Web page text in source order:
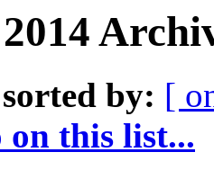
by: [
this list...